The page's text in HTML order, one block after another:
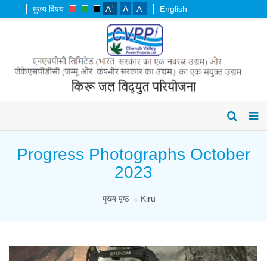
मुख्य विषय A+ A A- English
Progress Photographs October
2023
मुख्य पृष्ठ Kiru